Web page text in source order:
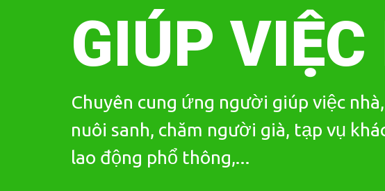
GIÚP
Chuyên cung ứng người giúp việc
nuôi sanh, chăm người già, tạp vụ
lao động phổ thông,...